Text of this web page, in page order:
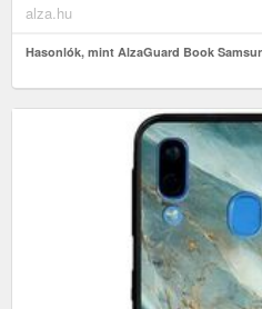
alza.hu
Hasonlók, mint AlzaGuard Book